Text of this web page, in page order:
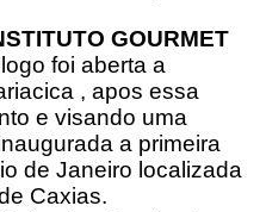
GOURMET
foi aberta a
, apos essa
e visando uma
a primeira
de Janeiro localizada
Caxias.